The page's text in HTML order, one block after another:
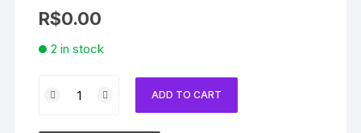
R$0.00
2 in stock
Okidata
ADD TO CART